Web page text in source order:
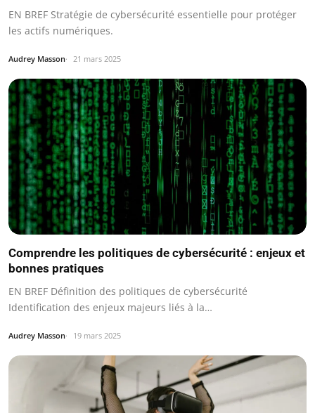
EN BREF Stratégie de cybersécurité essentielle pour protéger
les actifs numériques.
Audrey Masson 21 mars 2025
Comprendre les politiques de cybersécurité : enjeux et
bonnes pratiques
EN BREF Définition des politiques de cybersécurité
Identification des enjeux majeurs liés à la…
Audrey Masson 19 mars 2025